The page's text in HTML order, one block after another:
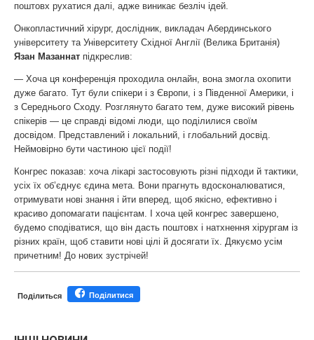
поштовх рухатися далі, адже виникає безліч ідей.
Онкопластичний хірург, дослідник, викладач Абердинського
університету та Університету Східної Англії (Велика Британія)
Язан Мазаннат підкреслив:
— Хоча ця конференція проходила онлайн, вона змогла охопити
дуже багато. Тут були спікери і з Європи, і з Південної Америки, і
з Середнього Сходу. Розглянуто багато тем, дуже високий рівень
спікерів — це справді відомі люди, що поділилися своїм
досвідом. Представлений і локальний, і глобальний досвід.
Неймовірно бути частиною цієї події!
Конгрес показав: хоча лікарі застосовують різні підходи й тактики,
усіх їх об’єднує єдина мета. Вони прагнуть вдосконалюватися,
отримувати нові знання і йти вперед, щоб якісно, ефективно і
красиво допомагати пацієнтам. І хоча цей конгрес завершено,
будемо сподіватися, що він дасть поштовх і натхнення хірургам із
різних країн, щоб ставити нові цілі й досягати їх. Дякуємо усім
причетним! До нових зустрічей!
Поділиться Поділитися